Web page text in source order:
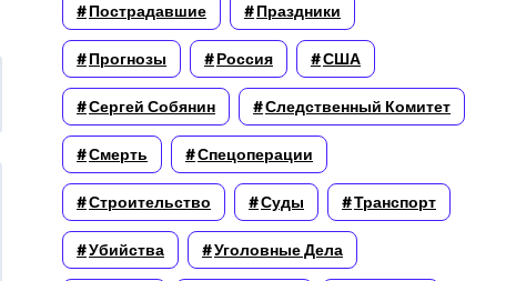
Пострадавшие Праздники
Прогнозы Россия США
Сергей Собянин Следственный Комитет
Смерть Спецоперации
Строительство Суды Транспорт
Убийства Уголовные Дела